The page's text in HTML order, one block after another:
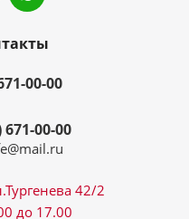
00-00
671-00-00
42/2
до 17.00